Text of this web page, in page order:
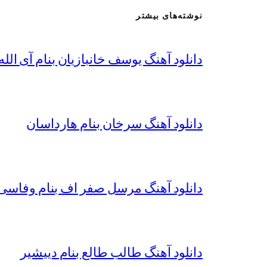
نوشته‌های بیشتر
دانلود آهنگ یوسف خانبازیان بنام آی
دانلود آهنگ سرخان بنام هارداسان
دانلود آهنگ مرسل صفر اف بنام
دانلود آهنگ طالب طالع بنام دییشیر